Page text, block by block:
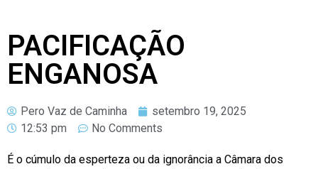
PACIFICAÇÃO
ENGANOSA
Pero Vaz de Caminha
setembro 19, 2025
12:53 pm
No Comments
É o cúmulo da esperteza ou da ignorância a Câmara dos